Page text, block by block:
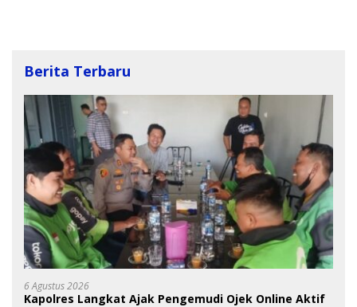
Berita Terbaru
6 Agustus 2026
Kapolres Langkat Ajak Pengemudi Ojek Online Aktif